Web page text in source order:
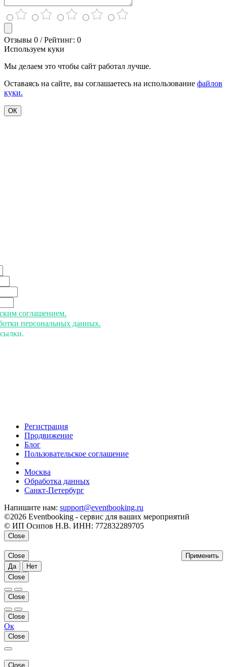
Отзывы 0 / Рейтинг: 0
Используем куки
Мы делаем это чтобы сайт работал лучше.
Оставаясь на сайте, вы соглашаетесь на использование файлов
куки.
ОК
соглашением.
персональных данных.
Регистрация
Продвижение
Блог
Пользовательское соглашение
Москва
Обработка данных
Санкт-Петербург
Напишите нам: support@eventbooking.ru
©2026 Eventbooking - сервис для ваших мероприятий
© ИП Осипов Н.В. ИНН: 772832289705
Close
Применить
Close
Да
Нет
Close
Close
Close
Ок
Close
Close